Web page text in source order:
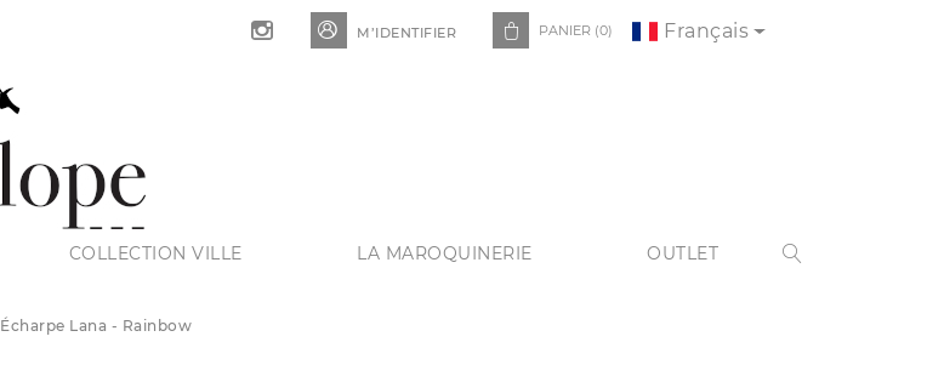
 M’IDENTIFIER  PANIER (0) Français
COLLECTION VILLE LA MAROQUINERIE OUTLET 
Écharpe Lana - Rainbow